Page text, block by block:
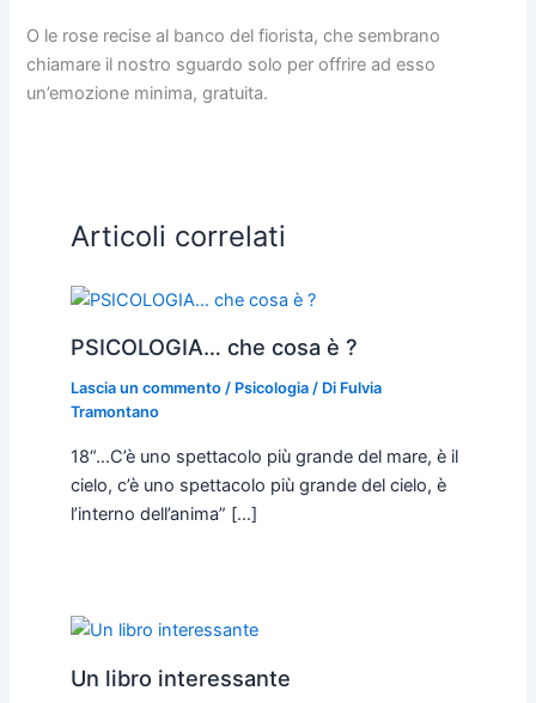
O le rose recise al banco del fiorista, che sembrano
chiamare il nostro sguardo solo per offrire ad esso
un’emozione minima, gratuita.
Articoli correlati
PSICOLOGIA… che cosa è ?
Lascia un commento / Psicologia/ Di Fulvia
Tramontano
18“…C’è uno spettacolo più grande del mare, è il
cielo, c’è uno spettacolo più grande del cielo, è
l’interno dell’anima” […]
Un libro interessante